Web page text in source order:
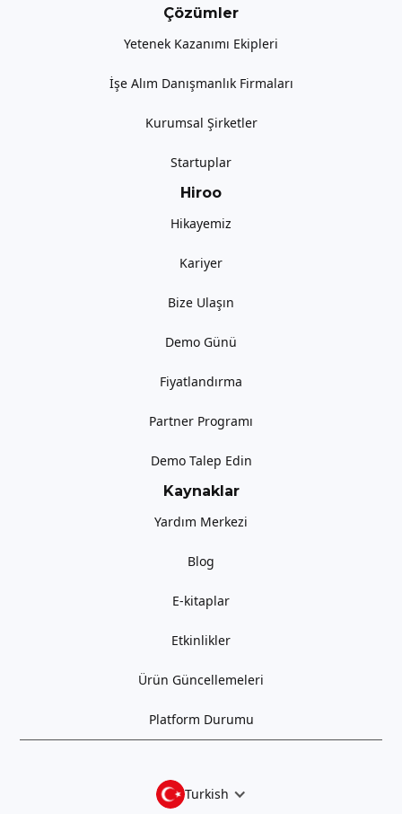
Çözümler
Yetenek Kazanımı Ekipleri
İşe Alım Danışmanlık Firmaları
Kurumsal Şirketler
Startuplar
Hiroo
Hikayemiz
Kariyer
Bize Ulaşın
Demo Günü
Fiyatlandırma
Partner Programı
Demo Talep Edin
Kaynaklar
Yardım Merkezi
Blog
E-kitaplar
Etkinlikler
Ürün Güncellemeleri
Platform Durumu
Turkish